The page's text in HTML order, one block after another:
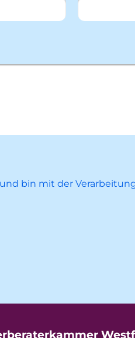
bin mit der